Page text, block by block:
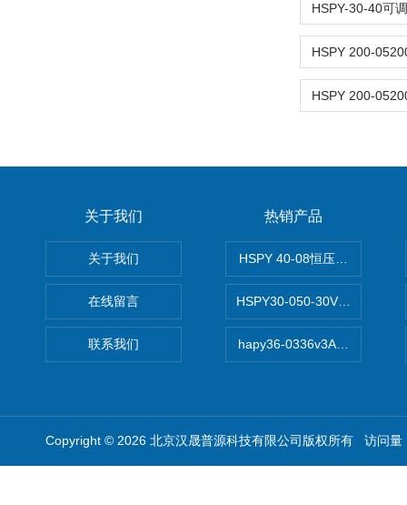
关于我们
关于我们
在线留言
联系我们
热销产品
HSPY 40-08恒压恒流恒功率
HSPY30-050-30V/-05A可调
hapy36-0336v3A高精度小型
Copyright © 2026 北京汉晟普源科技有限公司版权所有 访问量